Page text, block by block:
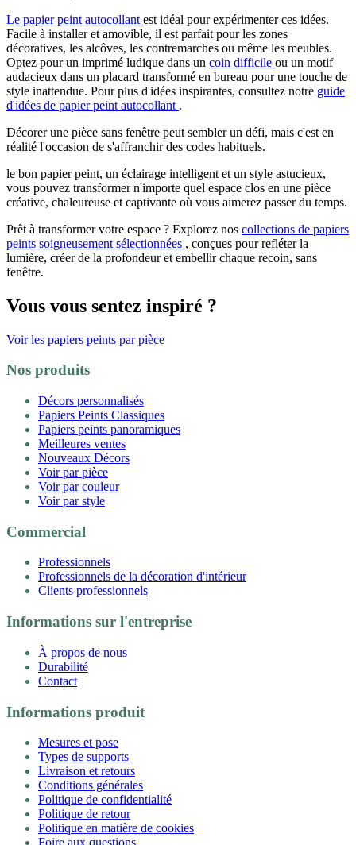
Le papier peint autocollant est idéal pour expérimenter ces idées.
Facile à installer et amovible, il est parfait pour les zones
décoratives, les alcôves, les contremarches ou même les meubles.
Optez pour un imprimé ludique dans un coin difficile ou un motif
audacieux dans un placard transformé en bureau pour une touche de
style inattendue. Pour plus d'idées inspirantes, consultez notre guide
d'idées de papier peint autocollant .
Décorer une pièce sans fenêtre peut sembler un défi, mais c'est en
réalité l'occasion de s'affranchir des codes habituels.
le bon papier peint, un éclairage intelligent et un style astucieux,
vous pouvez transformer n'importe quel espace clos en une pièce
créative, chaleureuse et captivante où vous aimerez passer du temps.
Prêt à transformer votre espace ? Explorez nos collections de papiers
peints soigneusement sélectionnées , conçues pour refléter la
lumière, créer de la profondeur et embellir chaque recoin, sans
fenêtre.
Vous vous sentez inspiré ?
Voir les papiers peints par pièce
Nos produits
Décors personnalisés
Papiers Peints Classiques
Papiers peints panoramiques
Meilleures ventes
Nouveaux Décors
Voir par pièce
Voir par couleur
Voir par style
Commercial
Professionnels
Professionnels de la décoration d'intérieur
Clients professionnels
Informations sur l'entreprise
À propos de nous
Durabilité
Contact
Informations produit
Mesures et pose
Types de supports
Livraison et retours
Conditions générales
Politique de confidentialité
Politique de retour
Politique en matière de cookies